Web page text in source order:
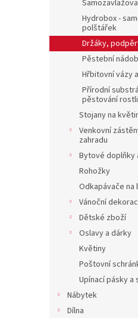
Hydrobox -
polštářek
Držáky,
Pěstební
Hřbitovní vázy
Přírodní
pěstování
Stojany na
Venkovní
zahradu
Bytové doplňky
Rohožky
Odkapávače na
Vánoční
Dětské zboží
Oslavy a dárky
Květiny
Poštovní
Upínací pásky a
Nábytek
Dílna